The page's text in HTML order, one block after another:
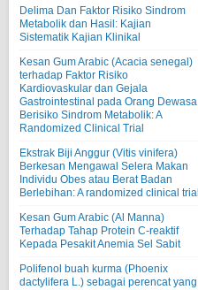
Delima Dan Faktor Risiko Sindrom
Metabolik dan Hasil: Kajian
Sistematik Kajian Klinikal
Kesan Gum Arabic (Acacia senegal)
terhadap Faktor Risiko
Kardiovaskular dan Gejala
Gastrointestinal pada Orang Dewasa
Berisiko Sindrom Metabolik: A
Randomized Clinical Trial
Ekstrak Biji Anggur (Vitis vinifera)
Berkesan Mengawal Selera Makan
Individu Obes atau Berat Badan
Berlebihan: A randomized clinical trial
Kesan Gum Arabic (Al Manna)
Terhadap Tahap Protein C-reaktif
Kepada Pesakit Anemia Sel Sabit
Polifenol buah kurma (Phoenix
dactylifera L.) sebagai perencat yang